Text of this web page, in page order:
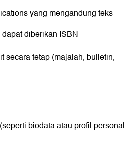
yang mengandung teks
diberikan ISBN
secara tetap (majalah, bulletin,
biodata atau profil personal